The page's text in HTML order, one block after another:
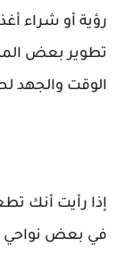
رؤية أو شراء
تطوير بعض
الوقت والجهد
إذا رأيت أنك
في بعض نواحي